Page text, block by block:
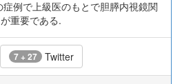
例で上級医のもとで胆膵内視鏡関
重要である.
7 + 27 Twitter